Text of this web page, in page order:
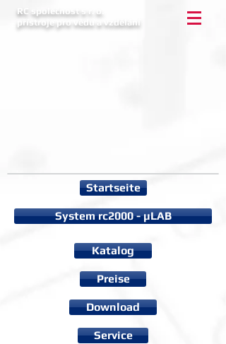
RC společnost s r. o.
přístroje pro vědu a vzdělání
Startseite
System rc2000 - µLAB
Katalog
Preise
Download
Service